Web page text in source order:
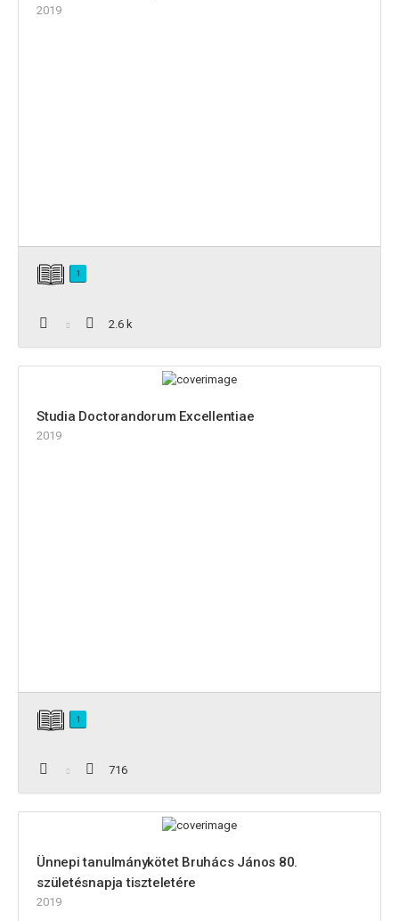
2019
1
2.6 k
Studia Doctorandorum Excellentiae
2019
1
716
Ünnepi tanulmánykötet Bruhács János 80.
születésnapja tiszteletére
2019